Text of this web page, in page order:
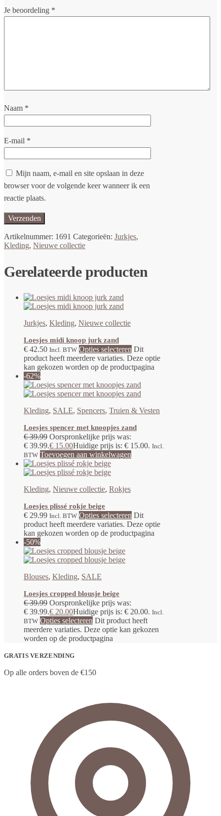
Je beoordeling *
Naam *
E-mail *
Mijn naam, e-mail en site opslaan in deze
browser voor de volgende keer wanneer ik een
reactie plaats.
Artikelnummer: 1691 Categorieën: Jurkjes,
Kleding, Nieuwe collectie
Gerelateerde producten
Jurkjes, Kleding, Nieuwe collectie
Loesjes midi knoop jurk zand
€ 42.50 Incl. BTW Opties selecteren Dit
product heeft meerdere variaties. Deze optie
kan gekozen worden op de productpagina
-62%
Kleding, SALE, Spencers, Truien & Vesten
Loesjes spencer met knoopjes zand
€39.99 Oorspronkelijke prijs was:
€ 39.99.€ 15.00Huidige prijs is: € 15.00. Incl.
BTW Toevoegen aan winkelwagen
Kleding, Nieuwe collectie, Rokjes
Loesjes plissé rokje beige
€ 29.99 Incl. BTW Opties selecteren Dit
product heeft meerdere variaties. Deze optie
kan gekozen worden op de productpagina
-50%
Blouses, Kleding, SALE
Loesjes cropped blousje beige
€39.99 Oorspronkelijke prijs was:
€ 39.99.€ 20.00Huidige prijs is: € 20.00. Incl.
BTW Opties selecteren Dit product heeft
meerdere variaties. Deze optie kan gekozen
worden op de productpagina
GRATIS VERZENDING
Op alle orders boven de €150